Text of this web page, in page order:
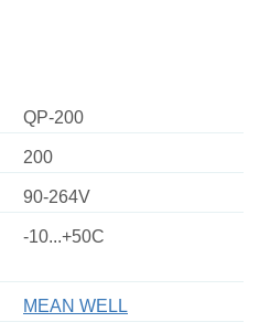
QP-200
200
90-264V
-10...+50C
MEAN WELL